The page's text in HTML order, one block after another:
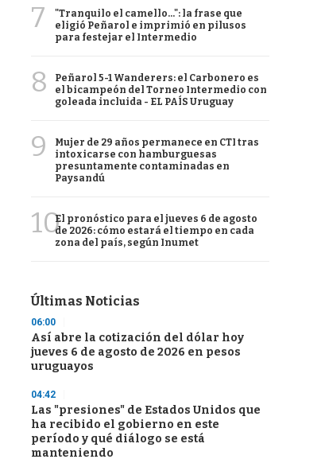
7
"Tranquilo el camello...": la frase que
eligió Peñarol e imprimió en pilusos
para festejar el Intermedio
8
Peñarol 5-1 Wanderers: el Carbonero es
el bicampeón del Torneo Intermedio con
goleada incluida - EL PAÍS Uruguay
9
Mujer de 29 años permanece en CTI tras
intoxicarse con hamburguesas
presuntamente contaminadas en
Paysandú
10El pronóstico para el jueves 6 de agosto
de 2026: cómo estará el tiempo en cada
zona del país, según Inumet
Últimas Noticias
06:00
Así abre la cotización del dólar hoy
jueves 6 de agosto de 2026 en pesos
uruguayos
04:42
Las "presiones" de Estados Unidos que
ha recibido el gobierno en este
período y qué diálogo se está
manteniendo